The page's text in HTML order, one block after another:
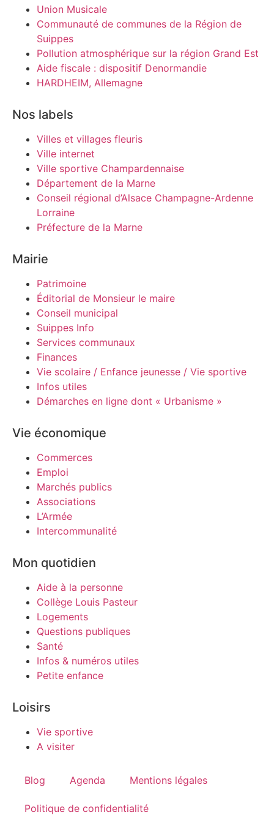
Union Musicale
Communauté de communes de la Région de
Suippes
Pollution atmosphérique sur la région Grand Est
Aide fiscale : dispositif Denormandie
HARDHEIM, Allemagne
Nos labels
Villes et villages fleuris
Ville internet
Ville sportive Champardennaise
Département de la Marne
Conseil régional d’Alsace Champagne-Ardenne
Lorraine
Préfecture de la Marne
Mairie
Patrimoine
Éditorial de Monsieur le maire
Conseil municipal
Suippes Info
Services communaux
Finances
Vie scolaire / Enfance jeunesse / Vie sportive
Infos utiles
Démarches en ligne dont « Urbanisme »
Vie économique
Commerces
Emploi
Marchés publics
Associations
L’Armée
Intercommunalité
Mon quotidien
Aide à la personne
Collège Louis Pasteur
Logements
Questions publiques
Santé
Infos & numéros utiles
Petite enfance
Loisirs
Vie sportive
A visiter
Blog Agenda Mentions légales
Politique de confidentialité